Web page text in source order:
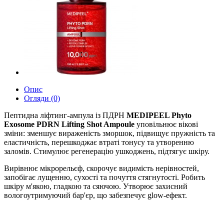
Опис
Огляди (0)
Пептидна ліфтинг-ампула із ПДРН MEDIPEEL Phyto
Exosome PDRN Lifting Shot Ampoule уповільнює вікові
зміни: зменшує вираженість зморшок, підвищує пружність та
еластичність, перешкоджає втраті тонусу та утворенню
заломів. Стимулює регенерацію ушкоджень, підтягує шкіру.
Вирівнює мікрорельєф, скорочує видимість нерівностей,
запобігає лущенню, сухості та почуття стягнутості. Робить
шкіру м'якою, гладкою та сяючою. Утворює захисний
вологоутримуючий бар'єр, що забезпечує glow-ефект.